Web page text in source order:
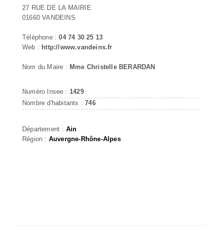
27 RUE DE LA MAIRIE
01660 VANDEINS
Téléphone :04 74 30 25 13
Web : http://www.vandeins.fr
Nom du Maire : Mme Christelle BERARDAN
Numéro Insee : 1429
Nombre d'habitants :746
Département : Ain
Région : Auvergne-Rhône-Alpes